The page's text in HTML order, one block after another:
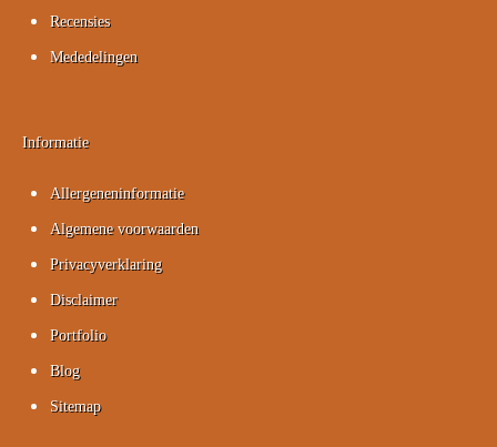
Recensies
Mededelingen
Informatie
Allergeneninformatie
Algemene voorwaarden
Privacyverklaring
Disclaimer
Portfolio
Blog
Sitemap